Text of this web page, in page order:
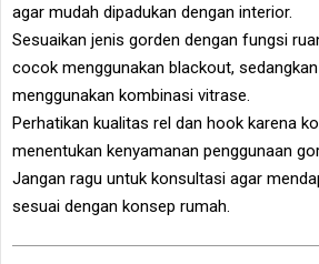
agar mudah dipadukan dengan interior.
Sesuaikan jenis gorden dengan fungsi
cocok menggunakan blackout,
menggunakan kombinasi vitrase.
Perhatikan kualitas rel dan hook karena
menentukan kenyamanan penggunaan
Jangan ragu untuk konsultasi agar
sesuai dengan konsep rumah.